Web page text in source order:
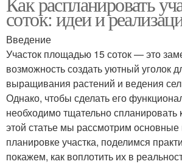
Автоматический полив
Участок в ландшафтном
дизайне
Участок в московской
области
соток: идеи и
Введение
Участок площадью 15 соток — это
возможность создать уютный уголок
выращивания растений и ведения
Однако, чтобы сделать его
необходимо тщательно спланировать
этой статье мы рассмотрим
планировке участка, поделимся
покажем, как воплотить их в